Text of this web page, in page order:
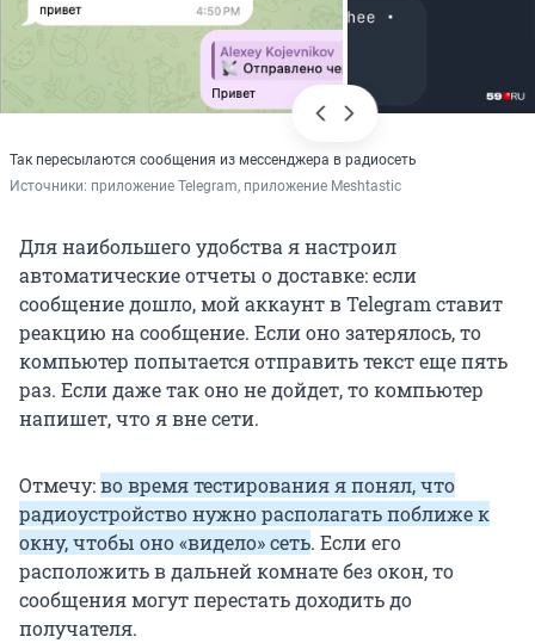
Так пересылаются сообщения из мессенджера в радиосеть
Источники: приложение Telegram, приложение Meshtastic
Для наибольшего удобства я настроил
автоматические отчеты о доставке: если
сообщение дошло, мой аккаунт в Telegram ставит
реакцию на сообщение. Если оно затерялось, то
компьютер попытается отправить текст еще пять
раз. Если даже так оно не дойдет, то компьютер
напишет, что я вне сети.
Отмечу:во время тестирования я понял, что
радиоустройство нужно располагать поближе к
окну, чтобы оно «видело» сеть. Если его
расположить в дальней комнате без окон, то
сообщения могут перестать доходить до
получателя.